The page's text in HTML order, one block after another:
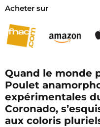
Acheter sur
Quand le monde
Poulet
expérimentales
Coronado,
aux coloris